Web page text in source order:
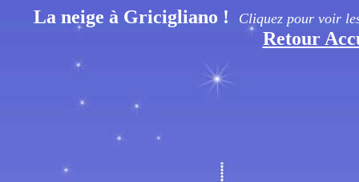
La neige à Gricigliano ! Cliquez pour voir
Retour